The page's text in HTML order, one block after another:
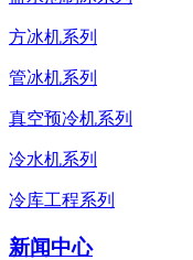
方冰机系列
管冰机系列
真空预冷机系列
冷水机系列
冷库工程系列
新闻中心